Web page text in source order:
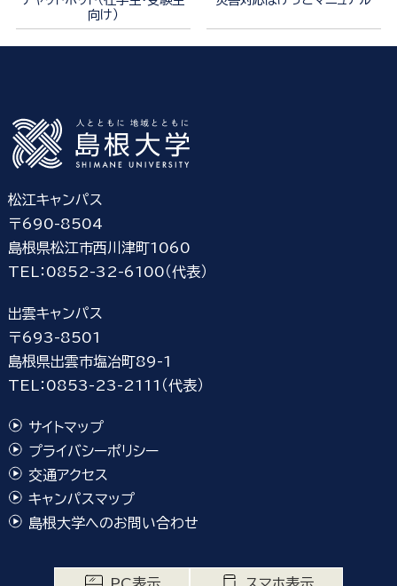
向け）
松江キャンパス
〒690-8504
島根県松江市西川津町1060
TEL：0852-32-6100（代表）
出雲キャンパス
〒693-8501
島根県出雲市塩冶町89-1
TEL：0853-23-2111（代表）
サイトマップ
プライバシーポリシー
交通アクセス
キャンパスマップ
島根大学へのお問い合わせ